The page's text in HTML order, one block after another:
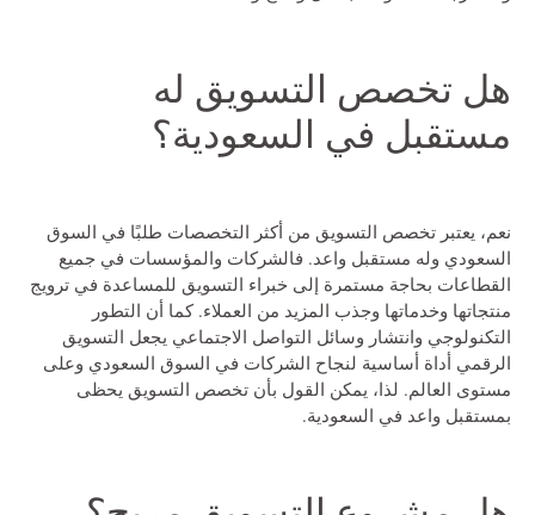
هل تخصص التسويق له
مستقبل في السعودية؟
نعم، يعتبر تخصص التسويق من أكثر التخصصات طلبًا في السوق
السعودي وله مستقبل واعد. فالشركات والمؤسسات في جميع
القطاعات بحاجة مستمرة إلى خبراء التسويق للمساعدة في ترويج
منتجاتها وخدماتها وجذب المزيد من العملاء. كما أن التطور
التكنولوجي وانتشار وسائل التواصل الاجتماعي يجعل التسويق
الرقمي أداة أساسية لنجاح الشركات في السوق السعودي وعلى
مستوى العالم. لذا، يمكن القول بأن تخصص التسويق يحظى
بمستقبل واعد في السعودية.